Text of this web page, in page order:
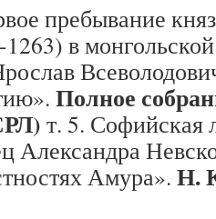
пребывание
в
Полное
т. 5. Софийская
Александра
Амура». Н.